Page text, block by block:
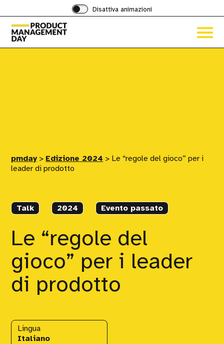
Disattiva animazioni
Accedi
menu
pmday > Edizione 2024 > Le “regole del gioco” per i
leader di prodotto
Talk 2024 Evento passato
Le “regole del
gioco” per i leader
di prodotto
Lingua
Italiano